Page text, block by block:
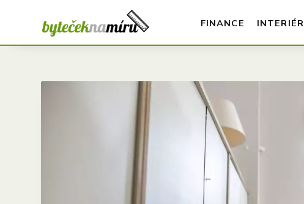
FINANCE INTERIÉR